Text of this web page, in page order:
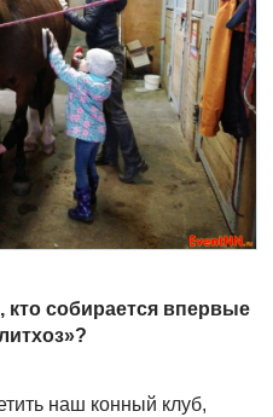
собирается впервые
наш конный клуб,